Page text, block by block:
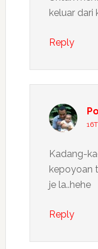
keluar dari
Reply
Kadang-
kepoyoan
je la..hehe
Reply